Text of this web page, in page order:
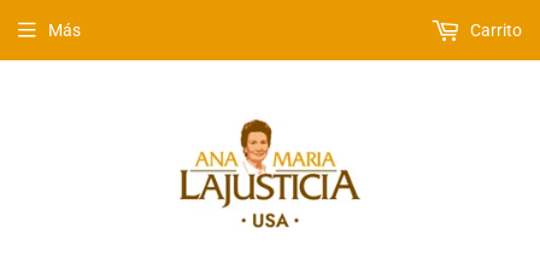
Más Carrito